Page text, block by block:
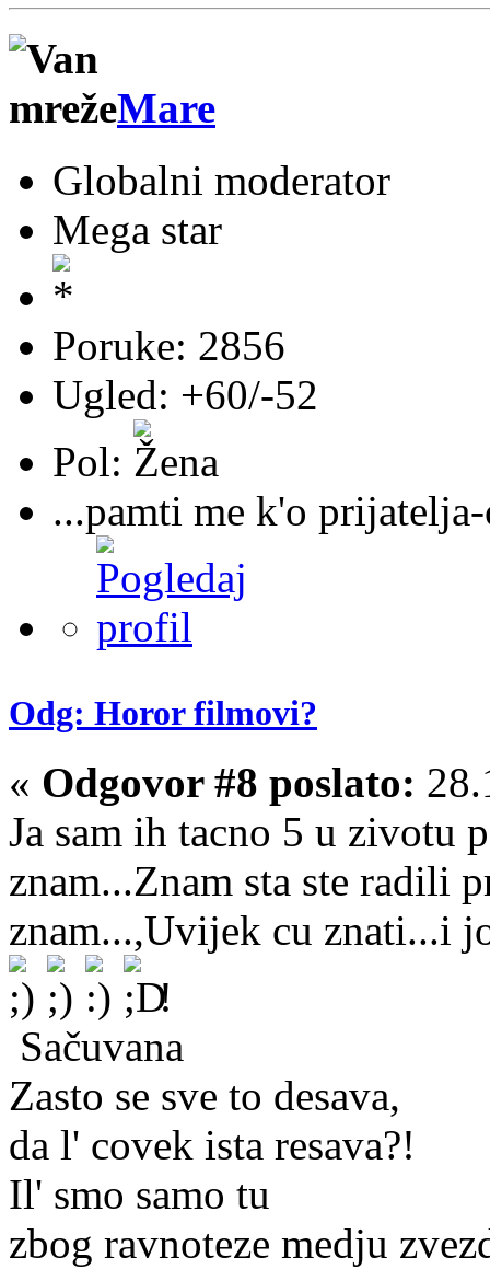
Mare
Globalni moderator
Mega star
Poruke: 2856
Ugled: +60/-52
Pol:
...pamti me k'o
Odg: Horor filmovi?
« Odgovor #8 poslato:
Ja sam ih tacno 5 u zivotu
znam...Znam sta ste radili
znam...,Uvijek cu znati...i
!
Sačuvana
Zasto se sve to desava,
da l' covek ista resava?!
Il' smo samo tu
zbog ravnoteze medju